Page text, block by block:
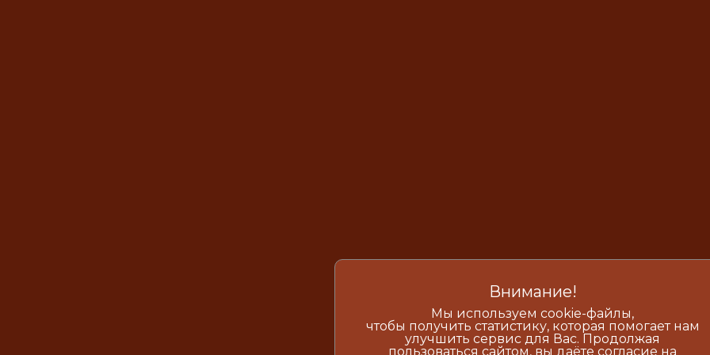
Внимание!
Мы используем cookie-файлы,
чтобы получить статистику, которая помогает нам
улучшить сервис для Вас. Продолжая
пользоваться сайтом, вы даёте согласие на